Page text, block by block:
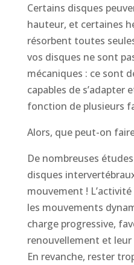
Certains disques
hauteur, et certaines
résorbent toutes
vos disques ne sont
mécaniques : ce sont
capables de s’adapter
fonction de plusieurs
Alors, que peut-on
De nombreuses
disques
mouvement !
les mouvements
charge progressive,
renouvellement et
En revanche, rester